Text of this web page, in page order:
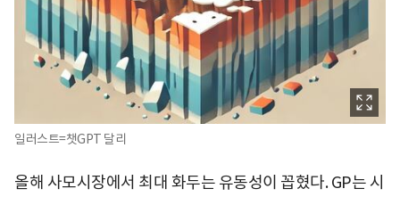
일러스트=챗GPT 달리
올해 사모시장에서 최대 화두는 유동성이 꼽혔다. GP는 시